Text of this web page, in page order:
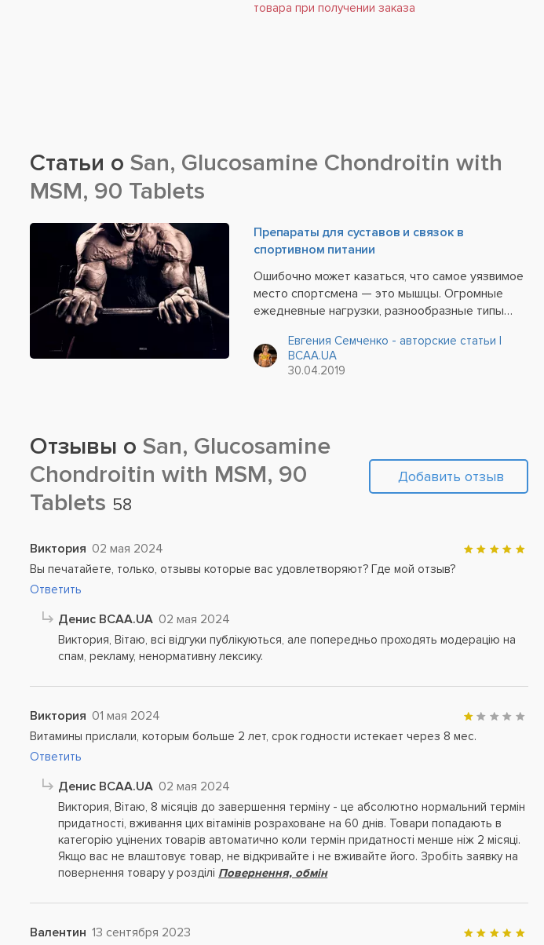
товара при получении заказа
Статьи о San, Glucosamine Chondroitin with
MSM, 90 Tablets
Препараты для суставов и связок в
спортивном питании
Ошибочно может казаться, что самое уязвимое
место спортсмена — это мышцы. Огромные
ежедневные нагрузки, разнообразные типы
Евгения Семченко - авторские статьи |
BCAA.UA
30.04.2019
Отзывы о San, Glucosamine
Chondroitin with MSM, 90
Tablets 58
Добавить отзыв
Виктория 02 мая 2024
Вы печатайете, только, отзывы которые вас удовлетворяют? Где мой отзыв?
Ответить
Денис BCAA.UA 02 мая 2024
Виктория, Вітаю, всі відгуки публікуються, але попередньо проходять модерацію на
спам, рекламу, ненормативну лексику.
Виктория 01 мая 2024
Витамины прислали, которым больше 2 лет, срок годности истекает через 8 мес.
Ответить
Денис BCAA.UA 02 мая 2024
Виктория, Вітаю, 8 місяців до завершення терміну - це абсолютно нормальний термін
придатності, вживання цих вітамінів розраховане на 60 днів. Товари попадають в
категорію уцінених товарів автоматично коли термін придатності менше ніж 2 місяці.
Якщо вас не влаштовує товар, не відкривайте і не вживайте його. Зробіть заявку на
повернення товару у розділі Повернення, обмін
Валентин 13 сентября 2023